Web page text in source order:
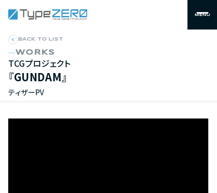
MENU
BACK TO LIST
WORKS
TCGプロジェクト
『GUNDAM』
ティザーPV